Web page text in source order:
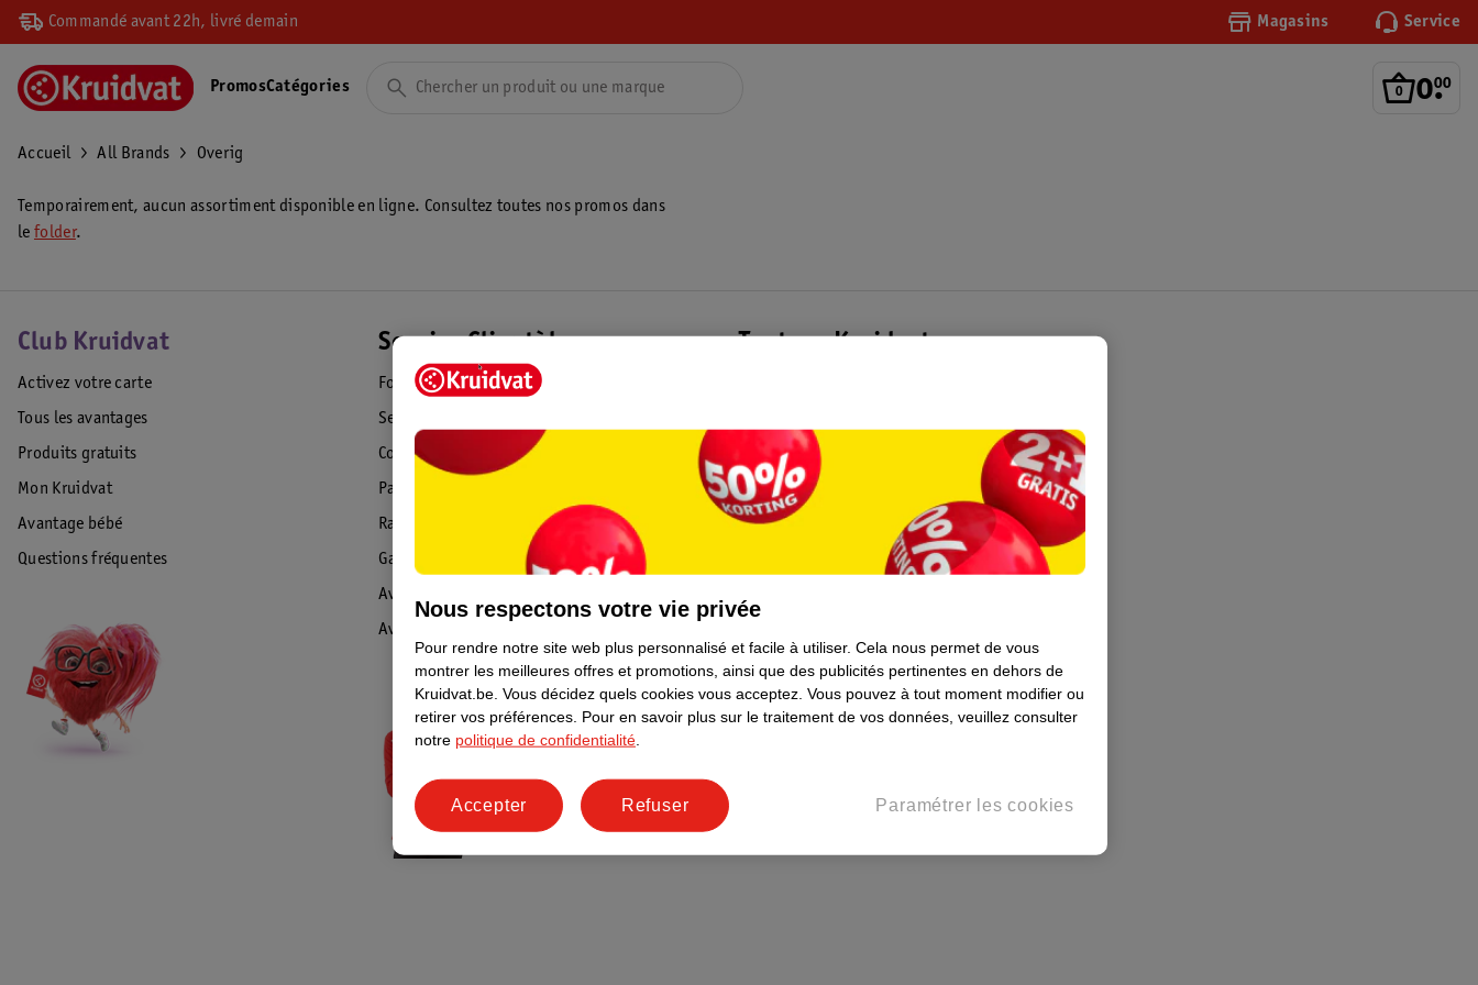
Commandé avant 22h, livré demain Magasins Service
0.
00
PromosCatégories
Accueil All Brands Overig
Temporairement, aucun assortiment disponible en ligne. Consultez toutes nos promos dans
le folder.
Club Kruidvat
Activez votre carte
Tous les avantages
Produits gratuits
Mon Kruidvat
Avantage bébé
Questions fréquentes
Service Clientèle
Foire aux questions
Service Clientèle
Commande & Livraison
Paiement
Rappel & Retour
Garantie
Avis de sécurité
Avis
Tout sur Kruidvat
Formule commerciale
Coordonnées de l’entreprise
Plus durable
Nous respectons votre vie privée
Pour rendre notre site web plus personnalisé et facile à utiliser. Cela nous permet de vous
montrer les meilleures offres et promotions, ainsi que des publicités pertinentes en dehors de
Kruidvat.be. Vous décidez quels cookies vous acceptez. Vous pouvez à tout moment modifier ou
retirer vos préférences. Pour en savoir plus sur le traitement de vos données, veuillez consulter
notre politique de confidentialité
Paramétrer les cookies
Refuser
Accepter